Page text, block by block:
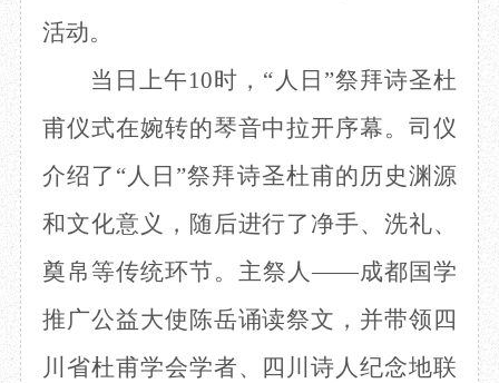
草堂艺术中心
文创咨询
柴门
工部祠
少陵草堂碑亭
唐代遗址
草堂影壁
大雅堂
草堂书院
活动。
当日 上午10时 ， “人日”祭拜诗圣杜
甫仪式在婉转的琴音中拉开序幕。司仪
介绍了 “人日”祭拜诗圣杜甫的历史渊源
和文化意义， 随后进行了 净手、洗礼、
奠帛 等传统环节。 主祭人——成都国学
推广公益大使陈岳诵读祭文，并带领四
川省杜甫学会学者、
四川诗人纪念地联